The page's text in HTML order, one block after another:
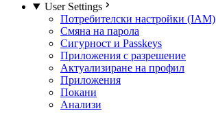
User Settings
Потребителски настройки (IAM)
Смяна на парола
Сигурност и Passkeys
Приложения с разрешение
Актуализиране на профил
Приложения
Покани
Анализи